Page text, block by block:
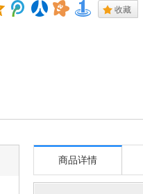
. 收藏
商品详情